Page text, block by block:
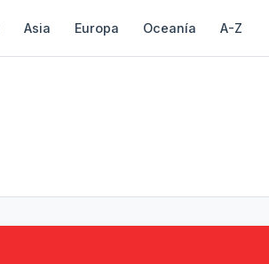
Asia Europa Oceanía A-Z